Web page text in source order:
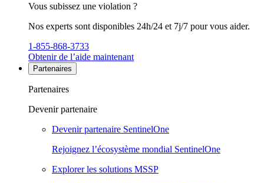
Vous subissez une violation ?
Nos experts sont disponibles 24h/24 et 7j/7 pour vous aider.
1-855-868-3733
Obtenir de l’aide maintenant
Partenaires
Partenaires
Devenir partenaire
Devenir partenaire SentinelOne
Rejoignez l’écosystème mondial SentinelOne
Explorer les solutions MSSP